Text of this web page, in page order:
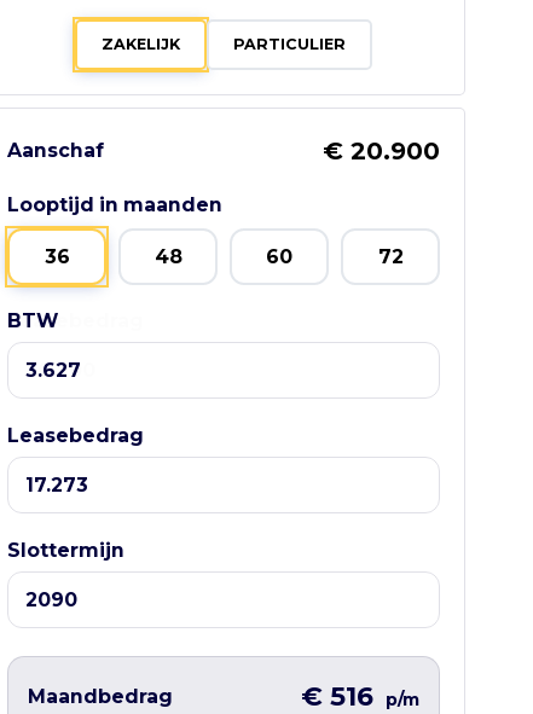
ZAKELIJK PARTICULIER
Aanschaf € 20.900
Looptijd in maanden
36 48 60 72
BTW
Leasebedrag
Leasebedrag
Slottermijn
Maandbedrag € 516 p/m